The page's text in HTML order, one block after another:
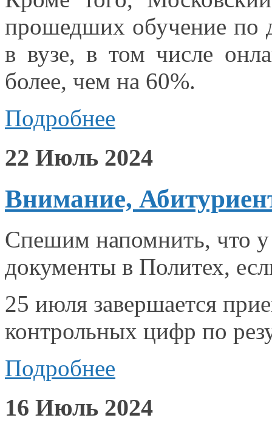
прошедших обучение по
в вузе, в том числе
более, чем на 60%.
Подробнее
22 Июль 2024
Внимание,
Спешим напомнить, что
документы в Политех,
25 июля завершается
контрольных цифр по
Подробнее
16 Июль 2024